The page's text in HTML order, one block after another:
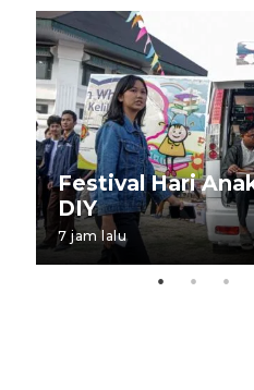
Festival Hari
DIY
7 jam lalu